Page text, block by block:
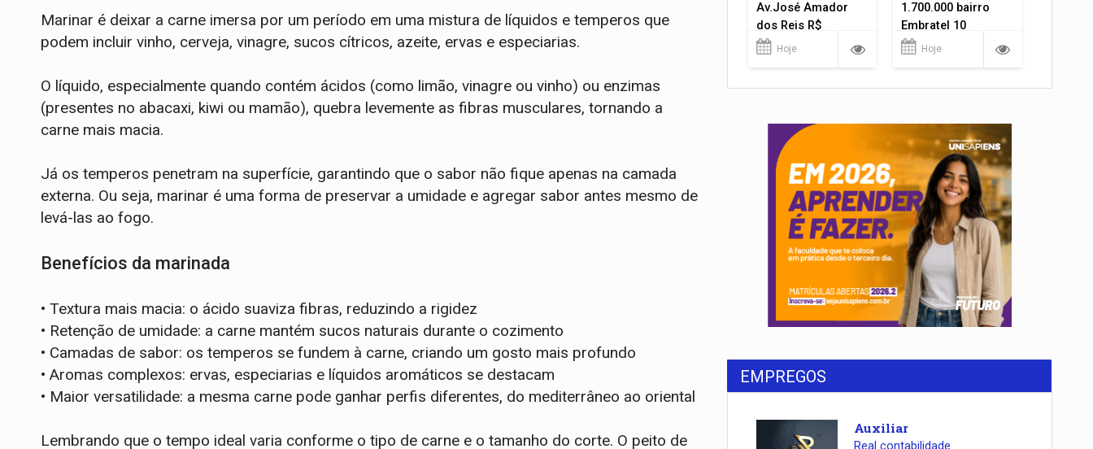
Marinar é deixar a carne imersa por um período em uma mistura de líquidos e temperos que
podem incluir vinho, cerveja, vinagre, sucos cítricos, azeite, ervas e especiarias.
O líquido, especialmente quando contém ácidos (como limão, vinagre ou vinho) ou enzimas
(presentes no abacaxi, kiwi ou mamão), quebra levemente as fibras musculares, tornando a
carne mais macia.
Já os temperos penetram na superfície, garantindo que o sabor não fique apenas na camada
externa. Ou seja, marinar é uma forma de preservar a umidade e agregar sabor antes mesmo de
levá-las ao fogo.
Benefícios da marinada
• Textura mais macia: o ácido suaviza fibras, reduzindo a rigidez
• Retenção de umidade: a carne mantém sucos naturais durante o cozimento
• Camadas de sabor: os temperos se fundem à carne, criando um gosto mais profundo
• Aromas complexos: ervas, especiarias e líquidos aromáticos se destacam
• Maior versatilidade: a mesma carne pode ganhar perfis diferentes, do mediterrâneo ao oriental
Lembrando que o tempo ideal varia conforme o tipo de carne e o tamanho do corte. O peito de
Av.José Amador
dos Reis R$
1.400.000
Hoje
1.700.000 bairro
Embratel 10
apartamentos!
Hoje
EMPREGOS
Auxiliar